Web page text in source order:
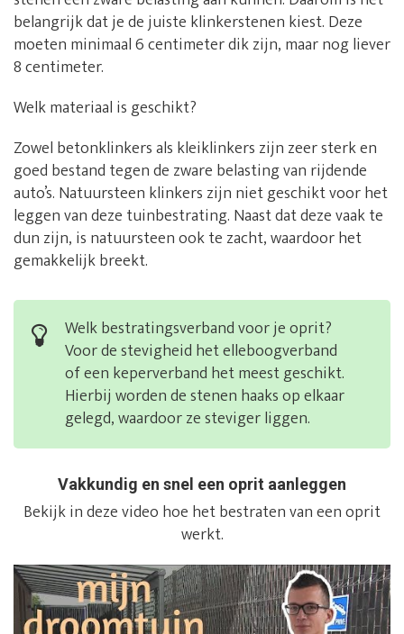
belangrijk dat je de juiste klinkerstenen kiest. Deze
moeten minimaal 6 centimeter dik zijn, maar nog liever
8 centimeter.
Welk materiaal is geschikt?
Zowel betonklinkers als kleiklinkers zijn zeer sterk en
goed bestand tegen de zware belasting van rijdende
auto’s. Natuursteen klinkers zijn niet geschikt voor het
leggen van deze tuinbestrating. Naast dat deze vaak te
dun zijn, is natuursteen ook te zacht, waardoor het
gemakkelijk breekt.
Welk bestratingsverband voor je oprit?
Voor de stevigheid het elleboogverband
of een keperverband het meest geschikt.
Hierbij worden de stenen haaks op elkaar
gelegd, waardoor ze steviger liggen.
Vakkundig en snel een oprit aanleggen
Bekijk in deze video hoe het bestraten van een oprit
werkt.